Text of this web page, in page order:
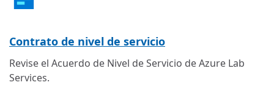
Contrato de nivel de servicio
Revise el Acuerdo de Nivel de Servicio de Azure Lab
Services.